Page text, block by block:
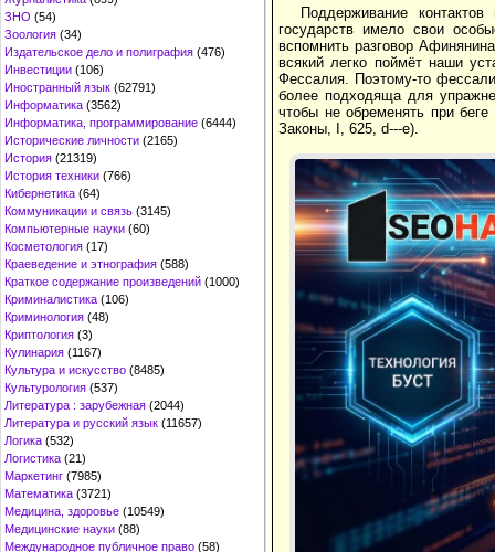
ЗНО (54)
Зоология (34)
Издательское дело и полиграфия (476)
Инвестиции (106)
Иностранный язык (62791)
Информатика (3562)
Информатика, программирование (6444)
Исторические личности (2165)
История (21319)
История техники (766)
Кибернетика (64)
Коммуникации и связь (3145)
Компьютерные науки (60)
Косметология (17)
Краеведение и этнография (588)
Краткое содержание произведений (1000)
Криминалистика (106)
Криминология (48)
Криптология (3)
Кулинария (1167)
Культура и искусство (8485)
Культурология (537)
Литература : зарубежная (2044)
Литература и русский язык (11657)
Логика (532)
Логистика (21)
Маркетинг (7985)
Математика (3721)
Медицина, здоровье (10549)
Медицинские науки (88)
Международное публичное право (58)
Поддерживание
государств имело свои
вспомнить разговор
всякий легко поймёт наши
Фессалия. Поэтому-то
более подходяща для
чтобы не обременять при
Законы, I, 625, d---e).